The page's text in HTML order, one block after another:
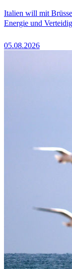
Italien will mit
Energie und
05.08.2026